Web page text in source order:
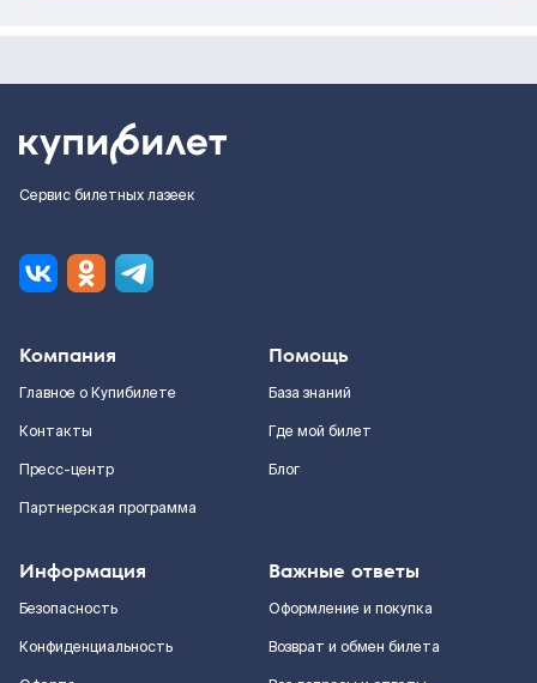
Сервис билетных лазеек
Компания
Главное о Купибилете
Контакты
Пресс-центр
Партнерская программа
Помощь
База знаний
Где мой билет
Блог
Информация
Безопасность
Конфиденциальность
Важные ответы
Оформление и покупка
Возврат и обмен билета